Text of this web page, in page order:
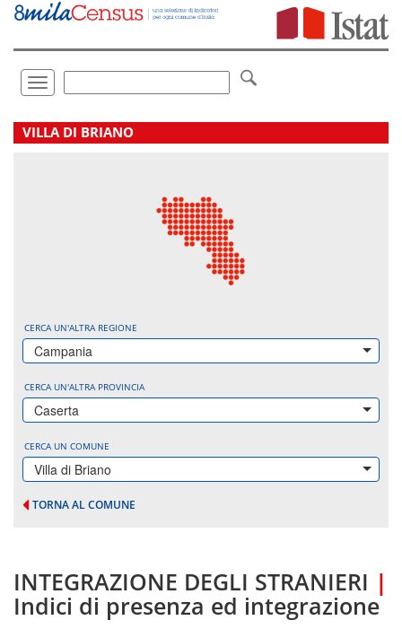
Vai
direttamente
Toggle
navigation
.
VILLA DI BRIANO
CERCA UN'ALTRA REGIONE
Campania
CERCA UN'ALTRA PROVINCIA
Caserta
CERCA UN COMUNE
Villa di Briano
TORNA AL COMUNE
INTEGRAZIONE DEGLI STRANIERI |
Indici di presenza ed integrazione